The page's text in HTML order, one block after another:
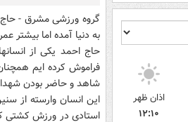
اذان ظهر
۱۲:۱۰
به دنیا آمده اما بیشتر
حاج احمد یکی از
فراموش کرده ایم
شاهد و حاضر بودن شهدا
این انسان وارسته از